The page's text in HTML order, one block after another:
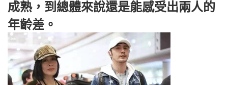
成熟，到總體來說還是能感受出兩人的
年齡差。